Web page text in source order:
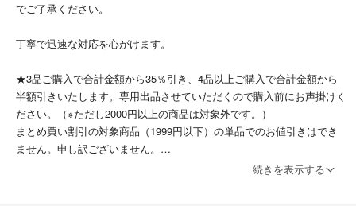
でご了承ください。
丁寧で迅速な対応を心がけます。
★3品ご購入で合計金額から35％引き、4品以上ご購入で合計金額から
半額引きいたします。専用出品させていただくので購入前にお声掛けく
ださい。（※ただし2000円以上の商品は対象外です。）
まとめ買い割引の対象商品（1999円以下）の単品でのお値引きはでき
ません。申し訳ございません。
続きを表示する